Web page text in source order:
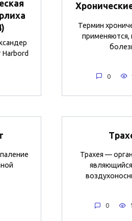
Термин
применяются,
0
Трахея —
0